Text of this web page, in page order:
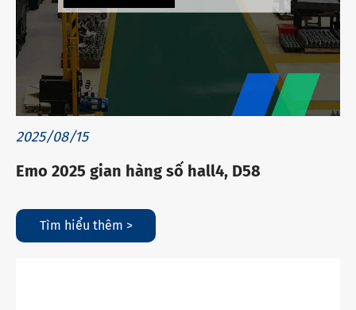
2025/08/15
Emo 2025 gian hàng số hall4, D58
Tìm hiểu thêm >